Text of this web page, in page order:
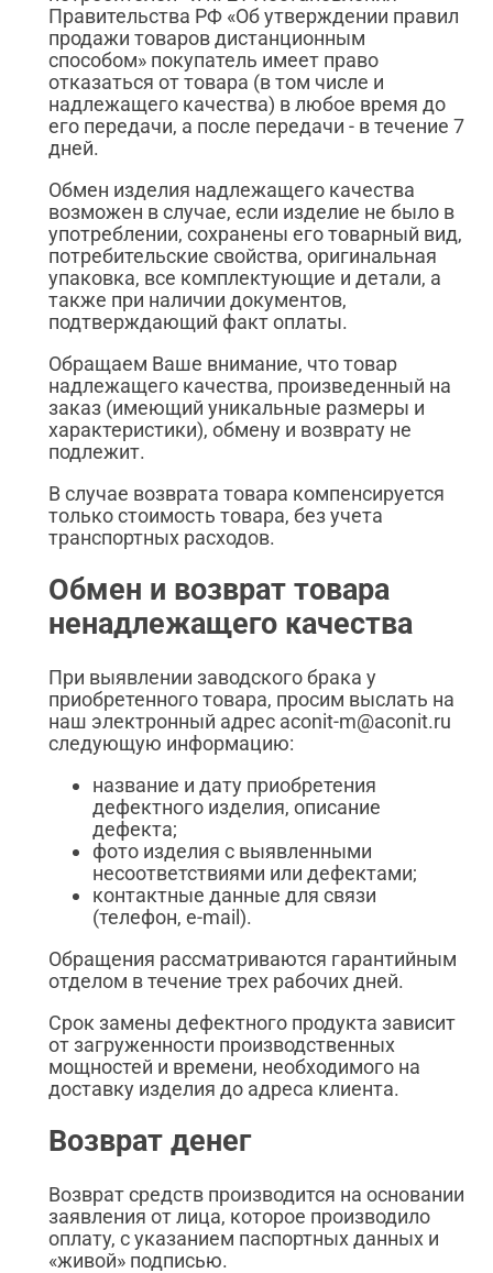
Правительства РФ «Об утверждении правил
продажи товаров дистанционным
способом» покупатель имеет право
отказаться от товара (в том числе и
надлежащего качества) в любое время до
его передачи, а после передачи - в течение 7
дней.
Обмен изделия надлежащего качества
возможен в случае, если изделие не было в
употреблении, сохранены его товарный вид,
потребительские свойства, оригинальная
упаковка, все комплектующие и детали, а
также при наличии документов,
подтверждающий факт оплаты.
Обращаем Ваше внимание, что товар
надлежащего качества, произведенный на
заказ (имеющий уникальные размеры и
характеристики), обмену и возврату не
подлежит.
В случае возврата товара компенсируется
только стоимость товара, без учета
транспортных расходов.
Обмен и возврат товара
ненадлежащего качества
При выявлении заводского брака у
приобретенного товара, просим выслать на
наш электронный адрес aconit-m@aconit.ru
следующую информацию:
название и дату приобретения
дефектного изделия, описание
дефекта;
фото изделия с выявленными
несоответствиями или дефектами;
контактные данные для связи
(телефон, e-mail).
Обращения рассматриваются гарантийным
отделом в течение трех рабочих дней.
Срок замены дефектного продукта зависит
от загруженности производственных
мощностей и времени, необходимого на
доставку изделия до адреса клиента.
Возврат денег
Возврат средств производится на основании
заявления от лица, которое производило
оплату, с указанием паспортных данных и
«живой» подписью.